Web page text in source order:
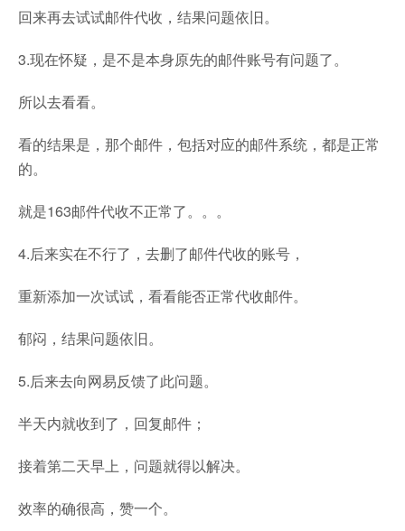
回来再去试试邮件代收，结果问题依旧。
3.现在怀疑，是不是本身原先的邮件账号有问题了。
所以去看看。
看的结果是，那个邮件，包括对应的邮件系统，都是正常
的。
就是163邮件代收不正常了。。。
4.后来实在不行了，去删了邮件代收的账号，
重新添加一次试试，看看能否正常代收邮件。
郁闷，结果问题依旧。
5.后来去向网易反馈了此问题。
半天内就收到了，回复邮件；
接着第二天早上，问题就得以解决。
效率的确很高，赞一个。